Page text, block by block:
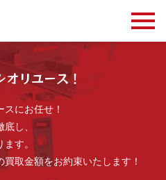
リユース！
にお任せ！
し、
す。
取金額をお約束いたします！